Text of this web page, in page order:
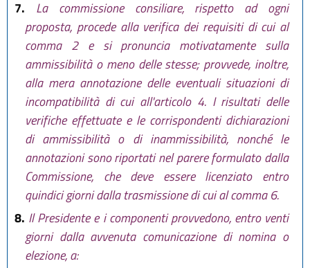
7.
La commissione consiliare, rispetto ad ogni
proposta, procede alla verifica dei requisiti di cui al
comma 2 e si pronuncia motivatamente sulla
ammissibilità o meno delle stesse; provvede, inoltre,
alla mera annotazione delle eventuali situazioni di
incompatibilità di cui all'articolo 4. I risultati delle
verifiche effettuate e le corrispondenti dichiarazioni
di ammissibilità o di inammissibilità, nonché le
annotazioni sono riportati nel parere formulato dalla
Commissione, che deve essere licenziato entro
quindici giorni dalla trasmissione di cui al comma 6.
8. Il Presidente e i componenti provvedono, entro venti
giorni dalla avvenuta comunicazione di nomina o
elezione, a: